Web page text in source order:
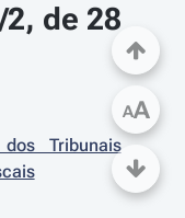
de 28
Tribunais
AA